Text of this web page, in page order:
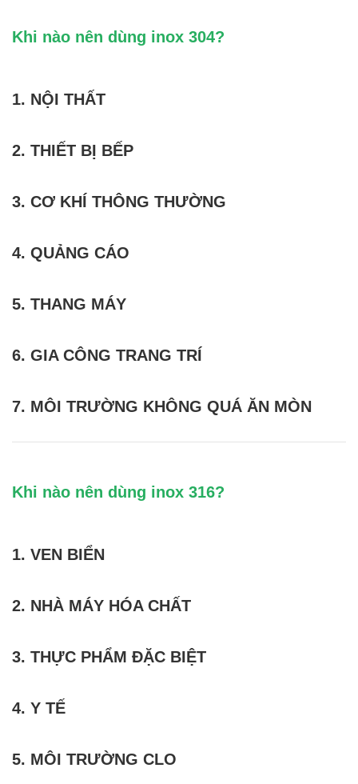
Khi nào nên dùng inox 304?
1. NỘI THẤT
2. THIẾT BỊ BẾP
3. CƠ KHÍ THÔNG THƯỜNG
4. QUẢNG CÁO
5. THANG MÁY
6. GIA CÔNG TRANG TRÍ
7. MÔI TRƯỜNG KHÔNG QUÁ ĂN MÒN
Khi nào nên dùng inox 316?
1. VEN BIỂN
2. NHÀ MÁY HÓA CHẤT
3. THỰC PHẨM ĐẶC BIỆT
4. Y TẾ
5. MÔI TRƯỜNG CLO